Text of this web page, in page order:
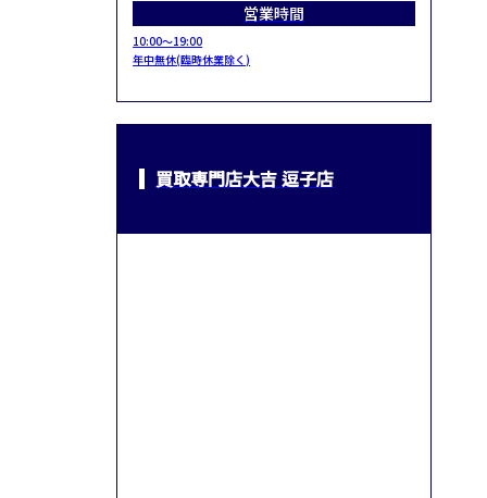
営業時間
10:00～19:00
年中無休(臨時休業除く)
買取専門店大吉 逗子店